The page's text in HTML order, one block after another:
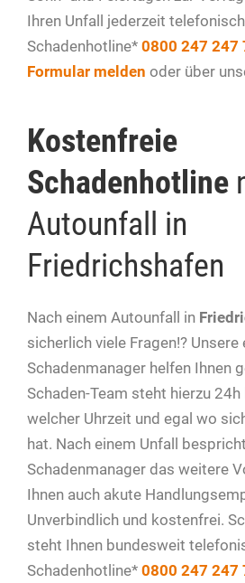
Ihren Unfall jederzeit
Schadenhotline* 0800 247 247
Formular melden oder über
Kostenfreie
Schadenhotline
Autounfall in
Friedrichshafen
Nach einem Autounfall in
sicherlich viele Fragen!? Unsere
Schadenmanager helfen Ihnen
Schaden-Team steht hierzu
welcher Uhrzeit und egal wo
hat. Nach einem Unfall
Schadenmanager das weitere
Ihnen auch akute
Unverbindlich und kostenfrei.
steht Ihnen bundesweit
Schadenhotline* 0800 247 247